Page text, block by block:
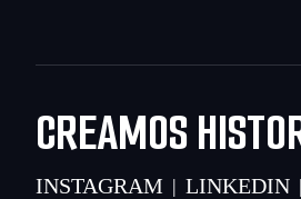
CREAMOS
INSTAGRAM | LINKEDIN |